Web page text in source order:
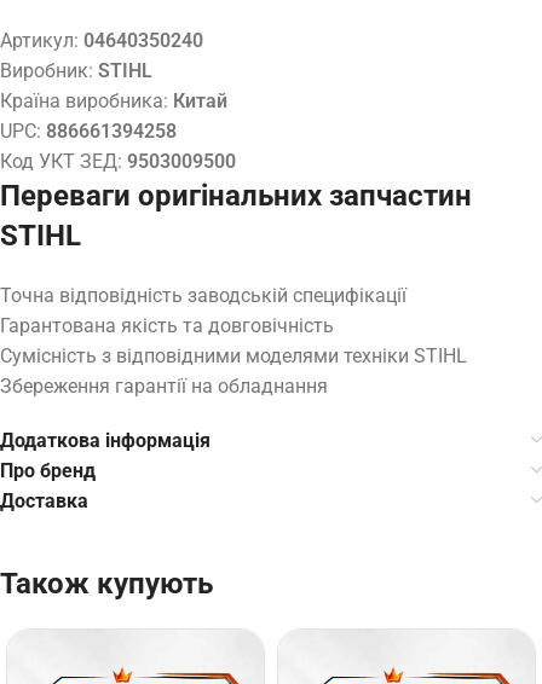
Артикул: 04640350240
Виробник: STIHL
Країна виробника: Китай
UPC: 886661394258
Код УКТ ЗЕД: 9503009500
Переваги оригінальних запчастин
STIHL
Точна відповідність заводській специфікації
Гарантована якість та довговічність
Сумісність з відповідними моделями техніки STIHL
Збереження гарантії на обладнання
Додаткова інформація
Про бренд
Доставка
Також купують